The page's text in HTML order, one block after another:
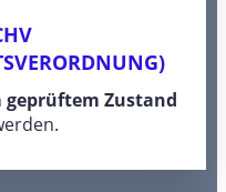
geprüftem Zustand